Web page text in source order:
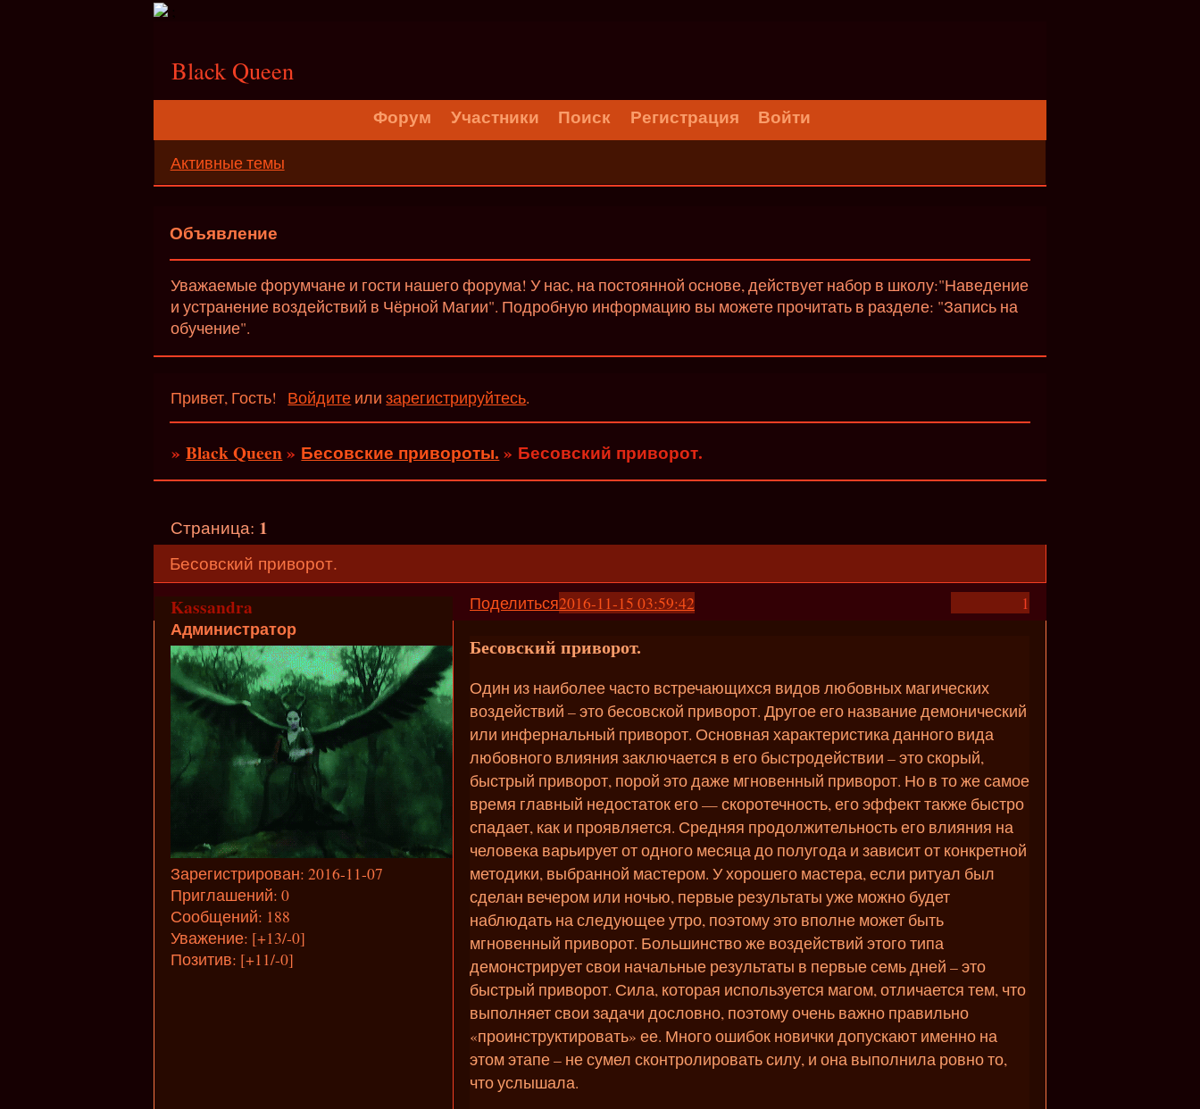
Black Queen
Форум Участники Поиск Регистрация Войти
Активные темы
Объявление
Уважаемые форумчане и гости нашего форума! У нас, на постоянной основе, действует набор в школу:"Наведение
и устранение воздействий в Чёрной Магии". Подробную информацию вы можете прочитать в разделе: "Запись на
обучение".
Привет, Гость! Войдите илизарегистрируйтесь.
»Black Queen» Бесовские привороты. » Бесовский приворот.
Бесовский приворот.
Страница: 1
Поделиться 1
2016-11-15 03:59:42
Kassandra
Администратор
Зарегистрирован: 2016-11-07
Приглашений: 0
Сообщений: 188
Уважение: [+13/-0]
Позитив: [+11/-0]
Бесовский приворот.
Один из наиболее часто встречающихся видов любовных магических
воздействий – это бесовской приворот. Другое его название демонический
или инфернальный приворот. Основная характеристика данного вида
любовного влияния заключается в его быстродействии – это скорый,
быстрый приворот, порой это даже мгновенный приворот. Но в то же самое
время главный недостаток его — скоротечность, его эффект также быстро
спадает, как и проявляется. Средняя продолжительность его влияния на
человека варьирует от одного месяца до полугода и зависит от конкретной
методики, выбранной мастером. У хорошего мастера, если ритуал был
сделан вечером или ночью, первые результаты уже можно будет
наблюдать на следующее утро, поэтому это вполне может быть
мгновенный приворот. Большинство же воздействий этого типа
демонстрирует свои начальные результаты в первые семь дней – это
быстрый приворот. Сила, которая используется магом, отличается тем, что
выполняет свои задачи дословно, поэтому очень важно правильно
«проинструктировать» ее. Много ошибок новички допускают именно на
этом этапе – не сумел сконтролировать силу, и она выполнила ровно то,
что услышала.